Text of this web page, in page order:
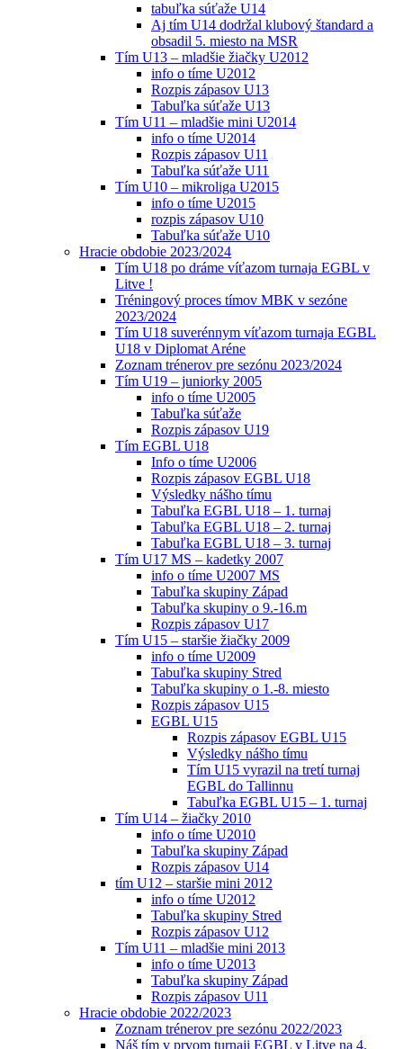
tabuľka súťaže U14
Aj tím U14 dodržal klubový štandard a
obsadil 5. miesto na MSR
Tím U13 – mladšie žiačky U2012
info o tíme U2012
Rozpis zápasov U13
Tabuľka súťaže U13
Tím U11 – mladšie mini U2014
info o tíme U2014
Rozpis zápasov U11
Tabuľka súťaže U11
Tím U10 – mikroliga U2015
info o tíme U2015
rozpis zápasov U10
Tabuľka súťaže U10
Hracie obdobie 2023/2024
Tím U18 po dráme víťazom turnaja EGBL v
Litve !
Tréningový proces tímov MBK v sezóne
2023/2024
Tím U18 suverénnym víťazom turnaja EGBL
U18 v Diplomat Aréne
Zoznam trénerov pre sezónu 2023/2024
Tím U19 – juniorky 2005
info o tíme U2005
Tabuľka súťaže
Rozpis zápasov U19
Tím EGBL U18
Info o tíme U2006
Rozpis zápasov EGBL U18
Výsledky nášho tímu
Tabuľka EGBL U18 – 1. turnaj
Tabuľka EGBL U18 – 2. turnaj
Tabuľka EGBL U18 – 3. turnaj
Tím U17 MS – kadetky 2007
info o tíme U2007 MS
Tabuľka skupiny Západ
Tabuľka skupiny o 9.-16.m
Rozpis zápasov U17
Tím U15 – staršie žiačky 2009
info o tíme U2009
Tabuľka skupiny Stred
Tabuľka skupiny o 1.-8. miesto
Rozpis zápasov U15
EGBL U15
Rozpis zápasov EGBL U15
Výsledky nášho tímu
Tím U15 vyrazil na tretí turnaj
EGBL do Tallinnu
Tabuľka EGBL U15 – 1. turnaj
Tím U14 – žiačky 2010
info o tíme U2010
Tabuľka skupiny Západ
Rozpis zápasov U14
tím U12 – staršie mini 2012
info o tíme U2012
Tabuľka skupiny Stred
Rozpis zápasov U12
Tím U11 – mladšie mini 2013
info o tíme U2013
Tabuľka skupiny Západ
Rozpis zápasov U11
Hracie obdobie 2022/2023
Zoznam trénerov pre sezónu 2022/2023
Náš tím v prvom turnaji EGBL v Litve na 4.